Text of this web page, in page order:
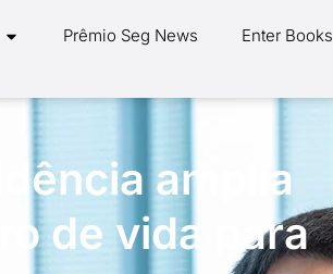
Prêmio Seg News Enter Books
amplia
de vida para